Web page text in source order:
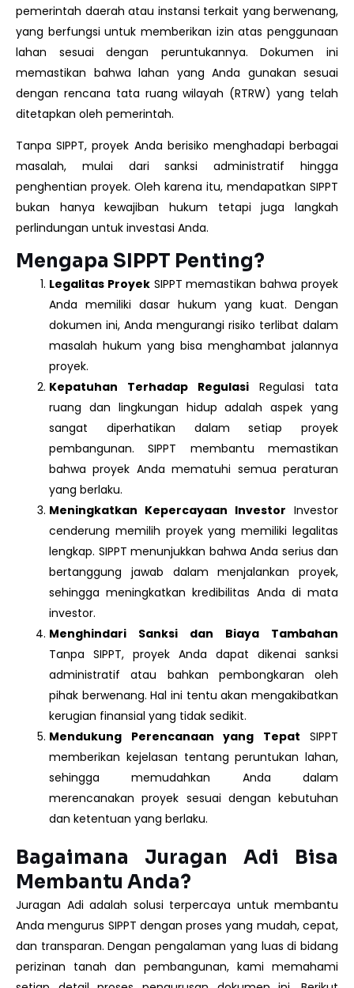
pemerintah daerah atau instansi terkait yang berwenang,
yang berfungsi untuk memberikan izin atas penggunaan
lahan sesuai dengan peruntukannya. Dokumen ini
memastikan bahwa lahan yang Anda gunakan sesuai
dengan rencana tata ruang wilayah (RTRW) yang telah
ditetapkan oleh pemerintah.
Tanpa SIPPT, proyek Anda berisiko menghadapi berbagai
masalah, mulai dari sanksi administratif hingga
penghentian proyek. Oleh karena itu, mendapatkan SIPPT
bukan hanya kewajiban hukum tetapi juga langkah
perlindungan untuk investasi Anda.
Mengapa SIPPT Penting?
Legalitas ProyekSIPPT memastikan bahwa proyek
Anda memiliki dasar hukum yang kuat. Dengan
dokumen ini, Anda mengurangi risiko terlibat dalam
masalah hukum yang bisa menghambat jalannya
proyek.
Kepatuhan Terhadap Regulasi Regulasi tata
ruang dan lingkungan hidup adalah aspek yang
sangat diperhatikan dalam setiap proyek
pembangunan. SIPPT membantu memastikan
bahwa proyek Anda mematuhi semua peraturan
yang berlaku.
Meningkatkan Kepercayaan Investor Investor
cenderung memilih proyek yang memiliki legalitas
lengkap. SIPPT menunjukkan bahwa Anda serius dan
bertanggung jawab dalam menjalankan proyek,
sehingga meningkatkan kredibilitas Anda di mata
investor.
Menghindari Sanksi dan Biaya Tambahan
Tanpa SIPPT, proyek Anda dapat dikenai sanksi
administratif atau bahkan pembongkaran oleh
pihak berwenang. Hal ini tentu akan mengakibatkan
kerugian finansial yang tidak sedikit.
Mendukung Perencanaan yang Tepat SIPPT
memberikan kejelasan tentang peruntukan lahan,
sehingga memudahkan Anda dalam
merencanakan proyek sesuai dengan kebutuhan
dan ketentuan yang berlaku.
Bagaimana Juragan Adi Bisa
Membantu Anda?
Juragan Adi adalah solusi terpercaya untuk membantu
Anda mengurus SIPPT dengan proses yang mudah, cepat,
dan transparan. Dengan pengalaman yang luas di bidang
perizinan tanah dan pembangunan, kami memahami